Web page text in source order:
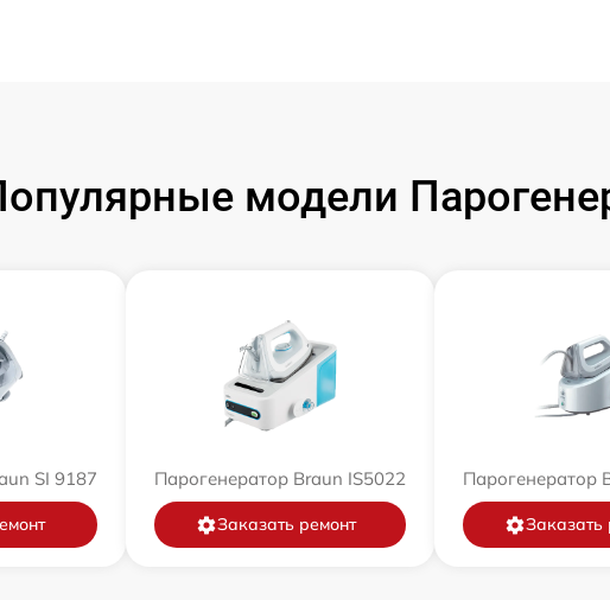
модели
SI 9187 Парогенератор Braun IS5022
Заказать ремонт
Парогенератор
Заказать